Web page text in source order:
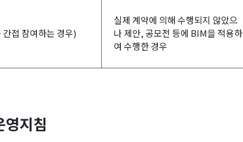
간접 참여하는 경우)
실제 계약에 의해 수행되지 않았으
나 제안, 공모전 등에 BIM을 적용하
여 수행한 경우
영지침